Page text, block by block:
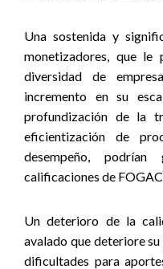
Una sostenida y
monetizadores, que
diversidad de
incremento en su
profundización de la
eficientización de
desempeño,
calificaciones de
Un deterioro de la
avalado que deteriore
dificultades para